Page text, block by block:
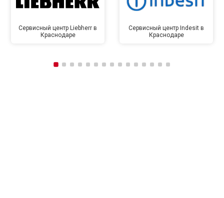
Сервисный центр Liebherr в
Краснодаре
Сервисный центр Indesit в
Краснодаре